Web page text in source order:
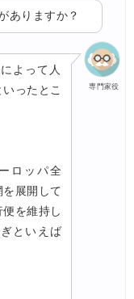
ありますか？
専門家役
よって人
いったとこ
ロッパ全
展開して
を維持し
といえば